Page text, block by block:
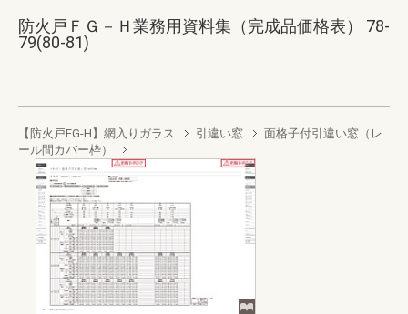
防火戸ＦＧ－Ｈ業務用資料集（完成品価格表） 78-
79(80-81)
【防火戸FG-H】網入りガラス 引違い窓
面格子付引違い窓（レ
ール間カバー枠）